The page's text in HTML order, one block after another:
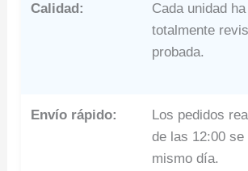
Calidad:
Cada unidad
totalmente
probada.
Envío rápido:
Los pedidos
de las 12:00 se
mismo día.